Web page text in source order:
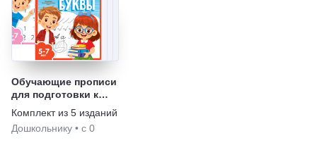
Обучающие прописи
для подготовки к
школе
Комплект из 5 изданий
Дошкольнику • с 0